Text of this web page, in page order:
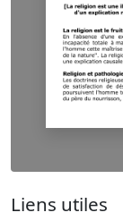
Liens utiles